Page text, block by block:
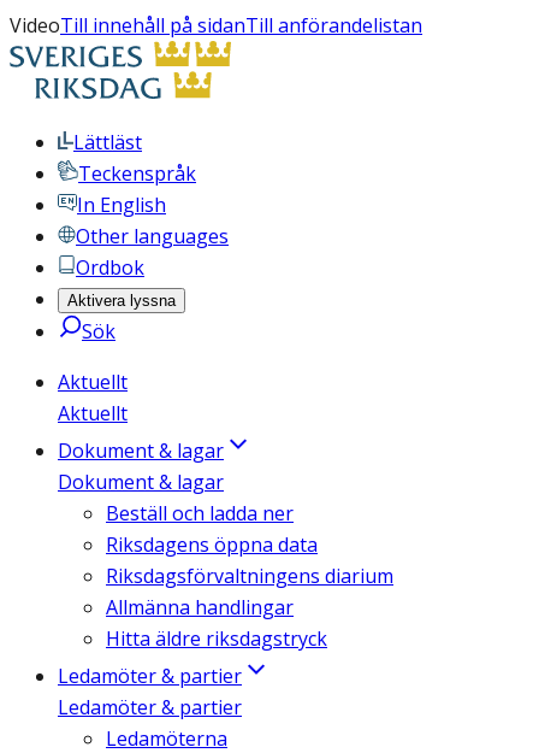
VideoTill innehåll på sidanTill anförandelistan
Lättläst
Teckenspråk
In English
Other languages
Ordbok
Aktivera lyssna
Sök
Aktuellt
Aktuellt
Dokument & lagar
Dokument & lagar
Beställ och ladda ner
Riksdagens öppna data
Riksdagsförvaltningens diarium
Allmänna handlingar
Hitta äldre riksdagstryck
Ledamöter & partier
Ledamöter & partier
Ledamöterna